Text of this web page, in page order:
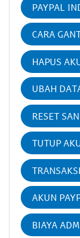
PAYPAL
CARA
HAPUS
UBAH
RESET
TUTUP
AKUN
BIAYA